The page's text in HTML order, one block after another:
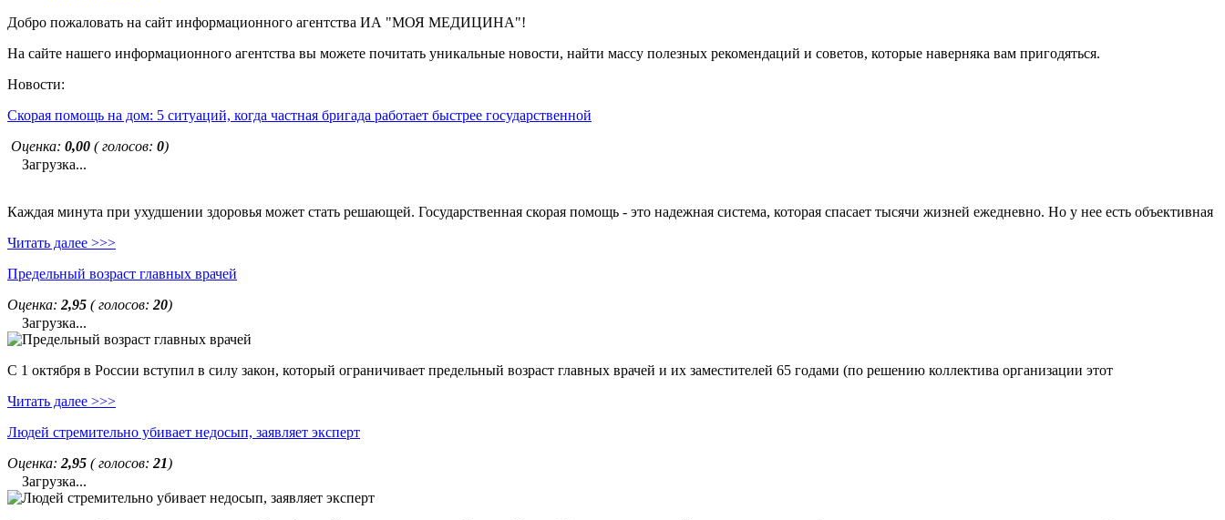
Добро пожаловать на сайт информационного агентства ИА "МОЯ МЕДИЦИНА"!
На сайте нашего информационного агентства вы можете почитать уникальные новости, найти массу полезных рекомендаций и советов, которые наверняка вам пригодяться.
Новости:
Скорая помощь на дом: 5 ситуаций, когда частная бригада работает быстрее государственной
Оценка: 0,00 ( голосов: 0)
Загрузка...
Каждая минута при ухудшении здоровья может стать решающей. Государственная скорая помощь - это надежная система, которая спасает тысячи жизней ежедневно. Но у нее есть объективная
Читать далее >>>
Предельный возраст главных врачей
Оценка: 2,95 ( голосов: 20)
Загрузка...
С 1 октября в России вступил в силу закон, который ограничивает предельный возраст главных врачей и их заместителей 65 годами (по решению коллектива организации этот
Читать далее >>>
Людей стремительно убивает недосып, заявляет эксперт
Оценка: 2,95 ( голосов: 21)
Загрузка...